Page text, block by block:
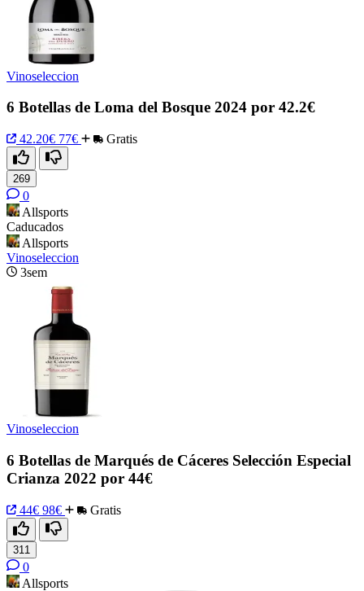
Vinoseleccion
6 Botellas de Loma del Bosque 2024 por 42.2€
42.20€ 77€ Gratis
269
0
Allsports
Caducados
Allsports
Vinoseleccion
3sem
Vinoseleccion
6 Botellas de Marqués de Cáceres Selección Especial
Crianza 2022 por 44€
44€ 98€ Gratis
311
0
Allsports